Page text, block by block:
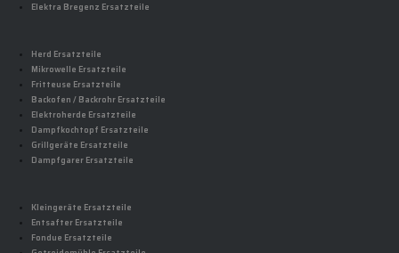
Elektra Bregenz Ersatzteile
Herd Ersatzteile
Mikrowelle Ersatzteile
Fritteuse Ersatzteile
Backofen / Backrohr Ersatzteile
Elektroherde Ersatzteile
Dampfkochtopf Ersatzteile
Grillgeräte Ersatzteile
Dampfgarer Ersatzteile
Kleingeräte Ersatzteile
Entsafter Ersatzteile
Fondue Ersatzteile